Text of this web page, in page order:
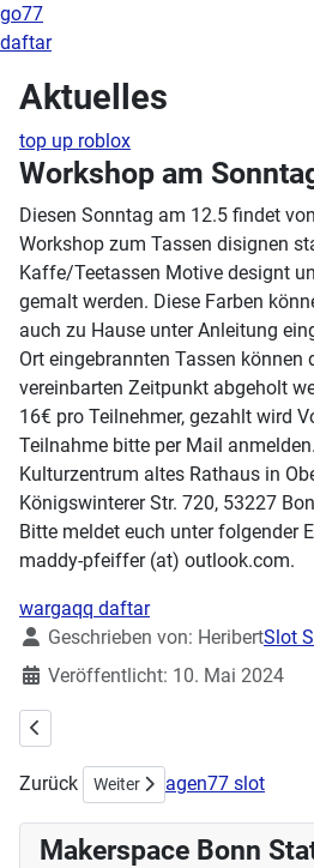
Aktuelles
top up roblox
Workshop am
Diesen Sonntag am 12.5 findet
Workshop zum Tassen disignen
Kaffe/Teetassen Motive designt
gemalt werden. Diese Farben
auch zu Hause unter Anleitung
Ort eingebrannten Tassen können
vereinbarten Zeitpunkt abgeholt
16€ pro Teilnehmer, gezahlt wird
Teilnahme bitte per Mail
Kulturzentrum altes Rathaus in
Königswinterer Str. 720, 53227
Bitte meldet euch unter folgender
maddy-pfeiffer (at) outlook.com.
wargaqq daftar
DetailsGeschrieben von: HeribertSlot
Veröffentlicht: 10. Mai 2024
Vorheriger Beitrag: Stick- &
Zurück Nächster Beitrag: Workshop
Weiter agen77 slot
go77
daftar
Makerspace Bonn